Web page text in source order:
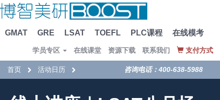
GMAT GRE LSAT TOEFL PLC课程 在线模考
学员专区 在线课堂 资源下载 联系我们 支付方式
首页 活动日历 咨询电话：400-638-5988